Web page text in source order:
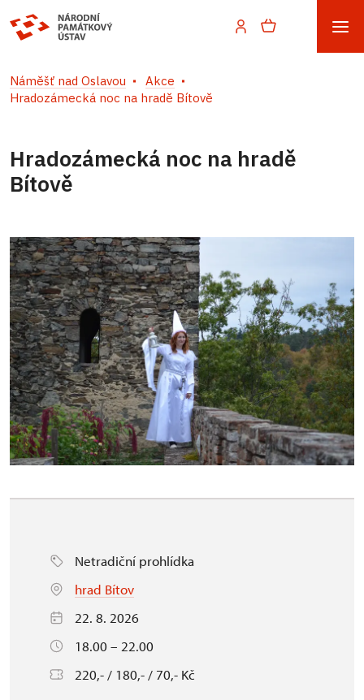
Náměšť nad Oslavou
Akce
Hradozámecká noc na hradě Bítově
Hradozámecká noc na hradě
Bítově
Netradiční prohlídka
hrad Bítov
22. 8. 2026
18.00 – 22.00
220,- / 180,- / 70,- Kč